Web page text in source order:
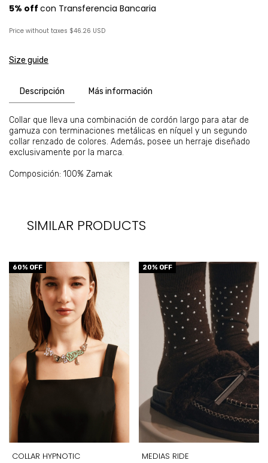
Price without taxes $46.26 USD
Size guide
Descripción Más información
Collar que lleva una combinación de cordón largo para atar de
gamuza con terminaciones metálicas en níquel y un segundo
collar renzado de colores. Además, posee un herraje diseñado
exclusivamente por la marca.
Composición: 100% Zamak
SIMILAR PRODUCTS
60% OFF
COLLAR HYPNOTIC
20% OFF
MEDIAS RIDE